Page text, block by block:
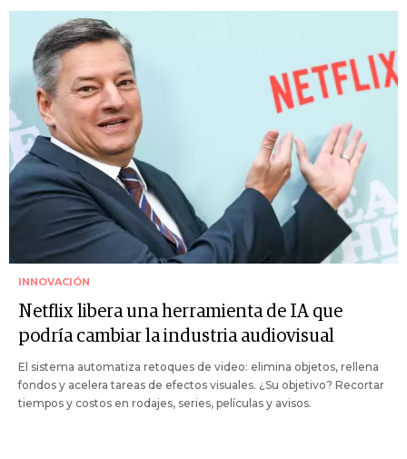
INNOVACIÓN
Netflix libera una herramienta de IA que
podría cambiar la industria audiovisual
El sistema automatiza retoques de video: elimina objetos, rellena
fondos y acelera tareas de efectos visuales. ¿Su objetivo? Recortar
tiempos y costos en rodajes, series, películas y avisos.